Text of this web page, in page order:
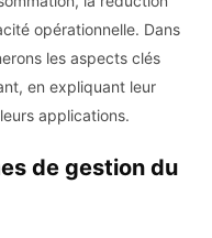
opérationnelle. Dans
les aspects clés
en expliquant leur
applications.
de gestion du